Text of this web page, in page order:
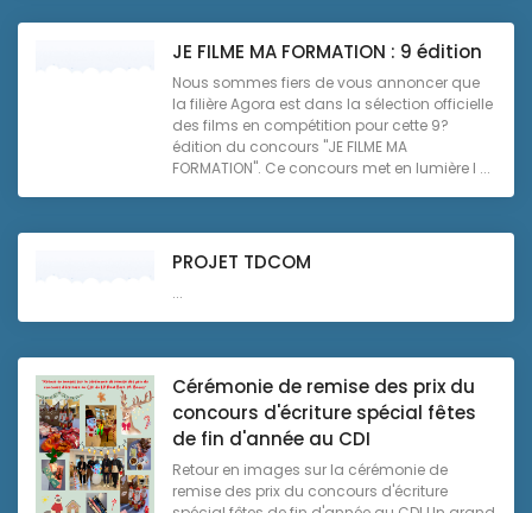
JE FILME MA FORMATION : 9 édition
Nous sommes fiers de vous annoncer que
la filière Agora est dans la sélection officielle
des films en compétition pour cette 9?
édition du concours "JE FILME MA
FORMATION". Ce concours met en lumière l ...
PROJET TDCOM
...
Cérémonie de remise des prix du
concours d'écriture spécial fêtes
de fin d'année au CDI
Retour en images sur la cérémonie de
remise des prix du concours d'écriture